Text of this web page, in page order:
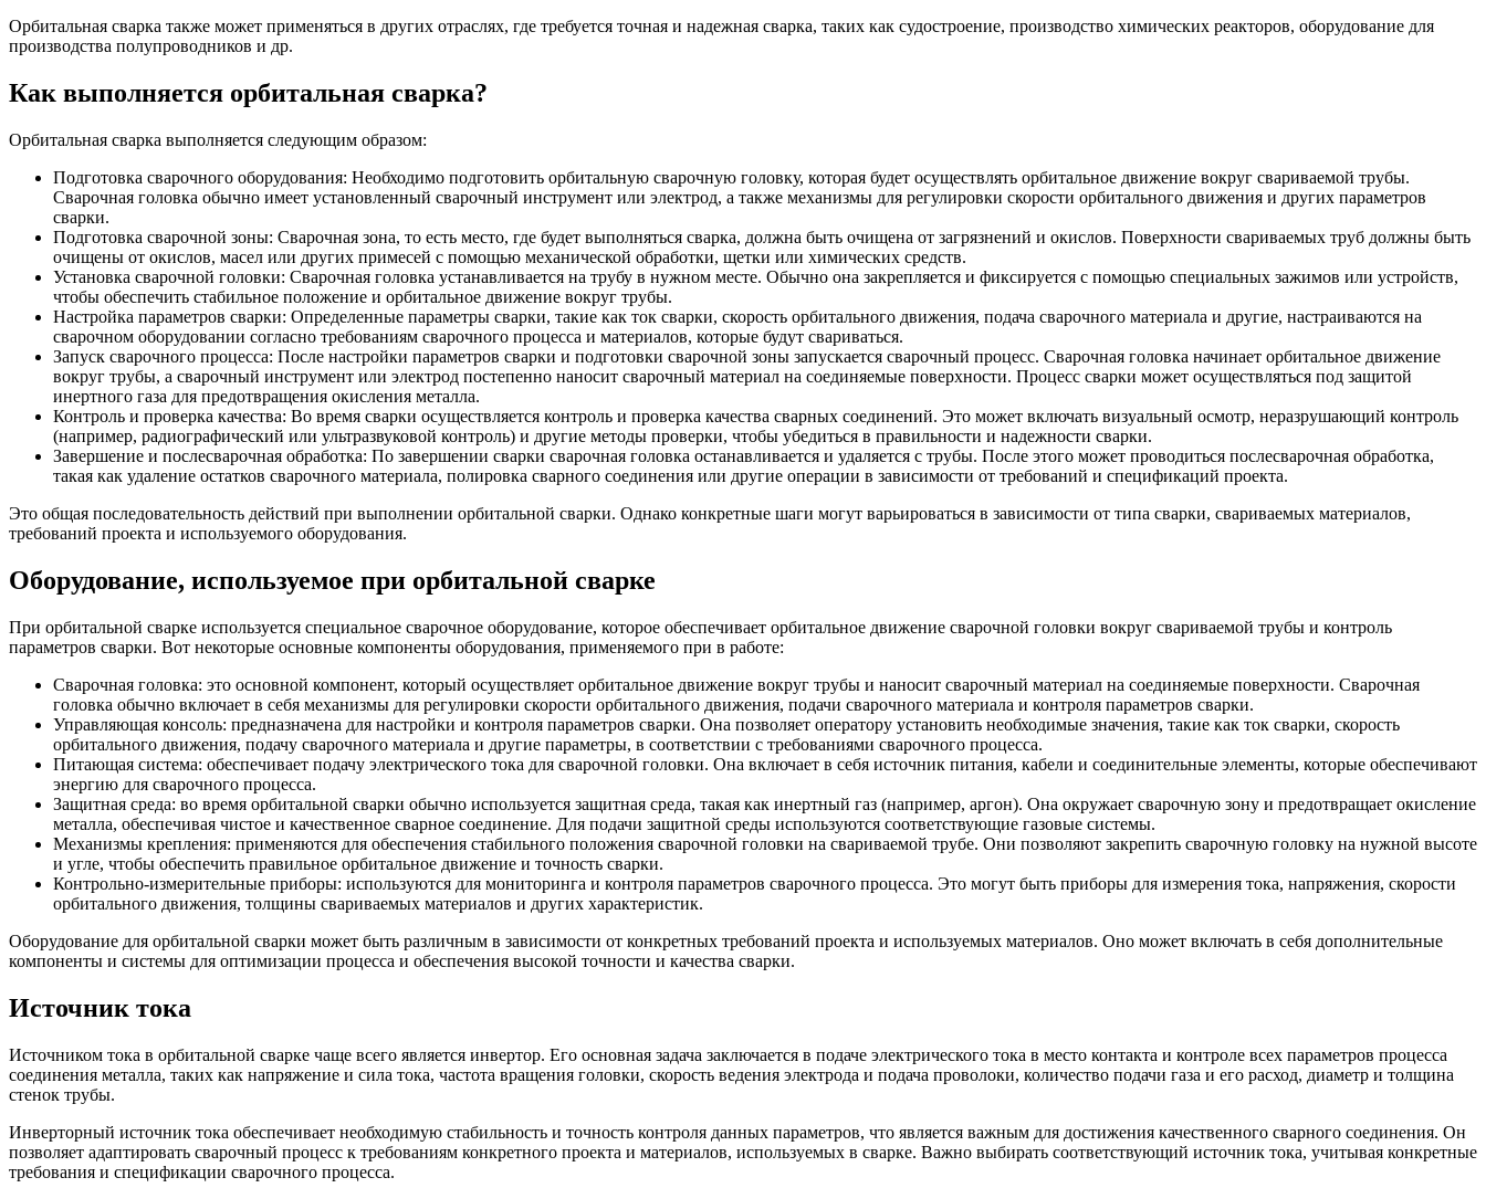
Орбитальная сварка также может применяться в других отраслях, где требуется точная и надежная сварка, таких как судостроение, производство химических реакторов, оборудование для
производства полупроводников и др.
Как выполняется орбитальная сварка?
Орбитальная сварка выполняется следующим образом:
Подготовка сварочного оборудования: Необходимо подготовить орбитальную сварочную головку, которая будет осуществлять орбитальное движение вокруг свариваемой трубы.
Сварочная головка обычно имеет установленный сварочный инструмент или электрод, а также механизмы для регулировки скорости орбитального движения и других параметров
сварки.
Подготовка сварочной зоны: Сварочная зона, то есть место, где будет выполняться сварка, должна быть очищена от загрязнений и окислов. Поверхности свариваемых труб должны быть
очищены от окислов, масел или других примесей с помощью механической обработки, щетки или химических средств.
Установка сварочной головки: Сварочная головка устанавливается на трубу в нужном месте. Обычно она закрепляется и фиксируется с помощью специальных зажимов или устройств,
чтобы обеспечить стабильное положение и орбитальное движение вокруг трубы.
Настройка параметров сварки: Определенные параметры сварки, такие как ток сварки, скорость орбитального движения, подача сварочного материала и другие, настраиваются на
сварочном оборудовании согласно требованиям сварочного процесса и материалов, которые будут свариваться.
Запуск сварочного процесса: После настройки параметров сварки и подготовки сварочной зоны запускается сварочный процесс. Сварочная головка начинает орбитальное движение
вокруг трубы, а сварочный инструмент или электрод постепенно наносит сварочный материал на соединяемые поверхности. Процесс сварки может осуществляться под защитой
инертного газа для предотвращения окисления металла.
Контроль и проверка качества: Во время сварки осуществляется контроль и проверка качества сварных соединений. Это может включать визуальный осмотр, неразрушающий контроль
(например, радиографический или ультразвуковой контроль) и другие методы проверки, чтобы убедиться в правильности и надежности сварки.
Завершение и послесварочная обработка: По завершении сварки сварочная головка останавливается и удаляется с трубы. После этого может проводиться послесварочная обработка,
такая как удаление остатков сварочного материала, полировка сварного соединения или другие операции в зависимости от требований и спецификаций проекта.
Это общая последовательность действий при выполнении орбитальной сварки. Однако конкретные шаги могут варьироваться в зависимости от типа сварки, свариваемых материалов,
требований проекта и используемого оборудования.
Оборудование, используемое при орбитальной сварке
При орбитальной сварке используется специальное сварочное оборудование, которое обеспечивает орбитальное движение сварочной головки вокруг свариваемой трубы и контроль
параметров сварки. Вот некоторые основные компоненты оборудования, применяемого при в работе:
Сварочная головка: это основной компонент, который осуществляет орбитальное движение вокруг трубы и наносит сварочный материал на соединяемые поверхности. Сварочная
головка обычно включает в себя механизмы для регулировки скорости орбитального движения, подачи сварочного материала и контроля параметров сварки.
Управляющая консоль: предназначена для настройки и контроля параметров сварки. Она позволяет оператору установить необходимые значения, такие как ток сварки, скорость
орбитального движения, подачу сварочного материала и другие параметры, в соответствии с требованиями сварочного процесса.
Питающая система: обеспечивает подачу электрического тока для сварочной головки. Она включает в себя источник питания, кабели и соединительные элементы, которые обеспечивают
энергию для сварочного процесса.
Защитная среда: во время орбитальной сварки обычно используется защитная среда, такая как инертный газ (например, аргон). Она окружает сварочную зону и предотвращает окисление
металла, обеспечивая чистое и качественное сварное соединение. Для подачи защитной среды используются соответствующие газовые системы.
Механизмы крепления: применяются для обеспечения стабильного положения сварочной головки на свариваемой трубе. Они позволяют закрепить сварочную головку на нужной высоте
и угле, чтобы обеспечить правильное орбитальное движение и точность сварки.
Контрольно-измерительные приборы: используются для мониторинга и контроля параметров сварочного процесса. Это могут быть приборы для измерения тока, напряжения, скорости
орбитального движения, толщины свариваемых материалов и других характеристик.
Оборудование для орбитальной сварки может быть различным в зависимости от конкретных требований проекта и используемых материалов. Оно может включать в себя дополнительные
компоненты и системы для оптимизации процесса и обеспечения высокой точности и качества сварки.
Источник тока
Источником тока в орбитальной сварке чаще всего является инвертор. Его основная задача заключается в подаче электрического тока в место контакта и контроле всех параметров процесса
соединения металла, таких как напряжение и сила тока, частота вращения головки, скорость ведения электрода и подача проволоки, количество подачи газа и его расход, диаметр и толщина
стенок трубы.
Инверторный источник тока обеспечивает необходимую стабильность и точность контроля данных параметров, что является важным для достижения качественного сварного соединения. Он
позволяет адаптировать сварочный процесс к требованиям конкретного проекта и материалов, используемых в сварке. Важно выбирать соответствующий источник тока, учитывая конкретные
требования и спецификации сварочного процесса.